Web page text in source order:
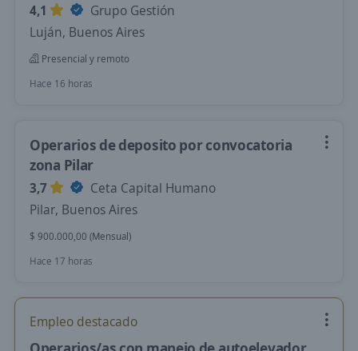
4,1
Grupo Gestión
Luján, Buenos Aires
Presencial y remoto
Hace 16 horas
Operarios de deposito por convocatoria
zona Pilar
3,7
Ceta Capital Humano
Pilar, Buenos Aires
$ 900.000,00 (Mensual)
Hace 17 horas
Empleo destacado